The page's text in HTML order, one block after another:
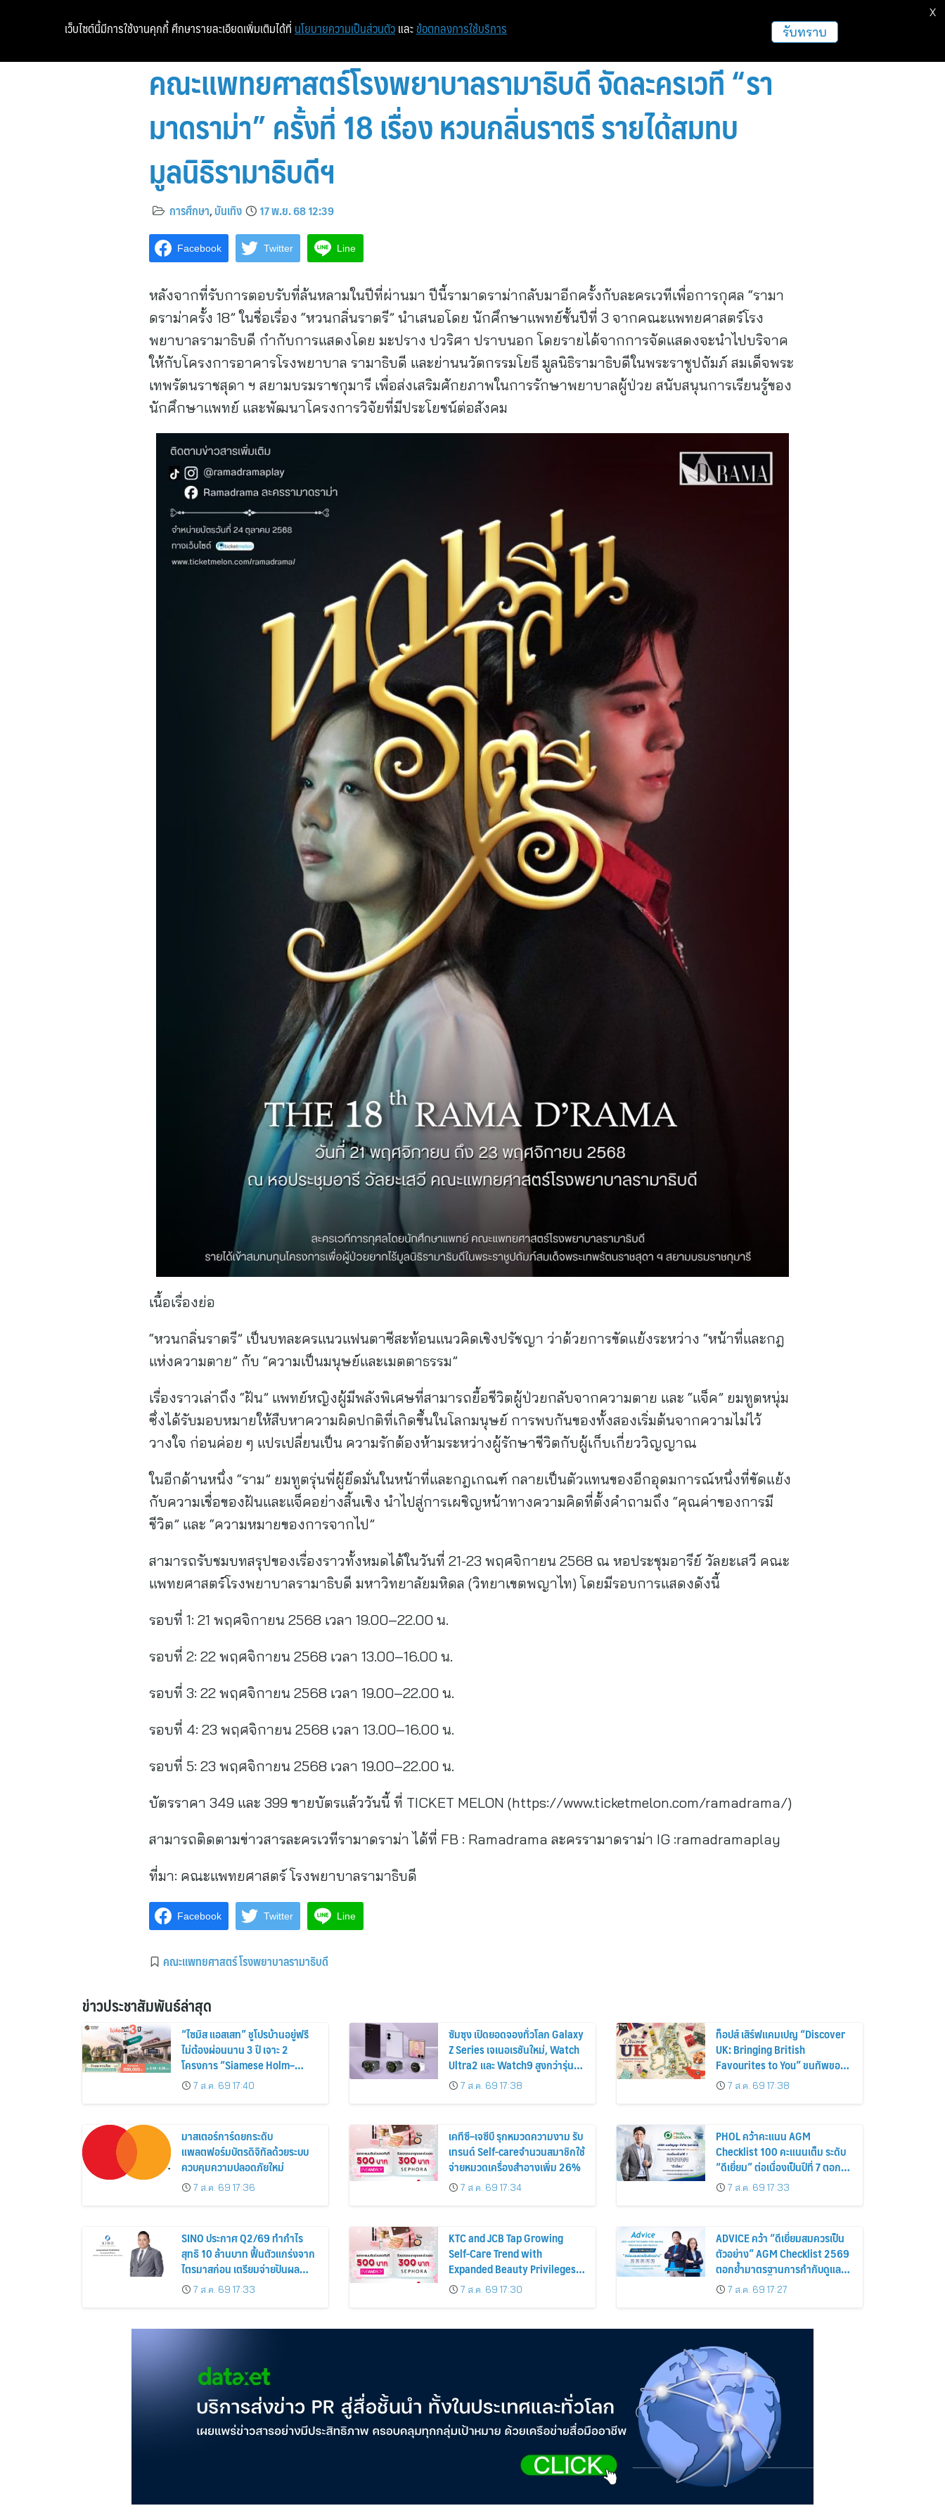
หน้าแรก ท่องเที่ยว ฝากข่าวประชาสัมพันธ์
คณะแพทยศาสตร์โรงพยาบาลรามาธิบดี จัดละครเวที “รา
มาดราม่า” ครั้งที่ 18 เรื่อง หวนกลิ่นราตรี รายได้สมทบ
มูลนิธิรามาธิบดีฯ
การศึกษา,บันเทิง 17 พ.ย. 68 12:39
Facebook Twitter Line
หลังจากที่รับการตอบรับที่ล้นหลามในปีที่ผ่านมา ปีนี้รามาดราม่ากลับมาอีกครั้งกับละครเวทีเพื่อการกุศล “รามา
ดราม่าครั้ง 18” ในชื่อเรื่อง “หวนกลิ่นราตรี” นำเสนอโดย นักศึกษาแพทย์ชั้นปีที่ 3 จากคณะแพทยศาสตร์โรง
พยาบาลรามาธิบดี กำกับการแสดงโดย มะปราง ปวริศา ปราบนอก โดยรายได้จากการจัดแสดงจะนำไปบริจาค
ให้กับโครงการอาคารโรงพยาบาล รามาธิบดี และย่านนวัตกรรมโยธี มูลนิธิรามาธิบดีในพระราชูปถัมภ์ สมเด็จพระ
เทพรัตนราชสุดา ฯ สยามบรมราชกุมารี เพื่อส่งเสริมศักยภาพในการรักษาพยาบาลผู้ป่วย สนับสนุนการเรียนรู้ของ
นักศึกษาแพทย์ และพัฒนาโครงการวิจัยที่มีประโยชน์ต่อสังคม
เนื้อเรื่องย่อ
“หวนกลิ่นราตรี” เป็นบทละครแนวแฟนตาซีสะท้อนแนวคิดเชิงปรัชญา ว่าด้วยการขัดแย้งระหว่าง “หน้าที่และกฎ
แห่งความตาย” กับ “ความเป็นมนุษย์และเมตตาธรรม”
เรื่องราวเล่าถึง “ฝัน” แพทย์หญิงผู้มีพลังพิเศษที่สามารถยื้อชีวิตผู้ป่วยกลับจากความตาย และ “แจ็ค” ยมทูตหนุ่ม
ซึ่งได้รับมอบหมายให้สืบหาความผิดปกติที่เกิดขึ้นในโลกมนุษย์ การพบกันของทั้งสองเริ่มต้นจากความไม่ไว้
วางใจ ก่อนค่อย ๆ แปรเปลี่ยนเป็น ความรักต้องห้ามระหว่างผู้รักษาชีวิตกับผู้เก็บเกี่ยววิญญาณ
ในอีกด้านหนึ่ง “ราม” ยมทูตรุ่นพี่ผู้ยึดมั่นในหน้าที่และกฎเกณฑ์ กลายเป็นตัวแทนของอีกอุดมการณ์หนึ่งที่ขัดแย้ง
กับความเชื่อของฝันและแจ็คอย่างสิ้นเชิง นำไปสู่การเผชิญหน้าทางความคิดที่ตั้งคำถามถึง “คุณค่าของการมี
ชีวิต” และ “ความหมายของการจากไป”
สามารถรับชมบทสรุปของเรื่องราวทั้งหมดได้ในวันที่ 21-23 พฤศจิกายน 2568 ณ หอประชุมอารีย์ วัลยะเสวี คณะ
แพทยศาสตร์โรงพยาบาลรามาธิบดี มหาวิทยาลัยมหิดล (วิทยาเขตพญาไท) โดยมีรอบการแสดงดังนี้
รอบที่ 1: 21 พฤศจิกายน 2568 เวลา 19.00–22.00 น.
รอบที่ 2: 22 พฤศจิกายน 2568 เวลา 13.00–16.00 น.
รอบที่ 3: 22 พฤศจิกายน 2568 เวลา 19.00–22.00 น.
รอบที่ 4: 23 พฤศจิกายน 2568 เวลา 13.00–16.00 น.
รอบที่ 5: 23 พฤศจิกายน 2568 เวลา 19.00–22.00 น.
บัตรราคา 349 และ 399 ขายบัตรแล้ววันนี้ ที่ TICKET MELON (https://www.ticketmelon.com/ramadrama/)
สามารถติดตามข่าวสารละครเวทีรามาดราม่า ได้ที่ FB : Ramadrama ละครรามาดราม่า IG :ramadramaplay
ที่มา: คณะแพทยศาสตร์ โรงพยาบาลรามาธิบดี
Facebook Twitter Line
คณะแพทยศาสตร์ โรงพยาบาลรามาธิบดี
ข่าวประชาสัมพันธ์ล่าสุด
“ไซมิส แอสเสท” ชูโปรบ้านอยู่ฟรี
ไม่ต้องผ่อนนาน 3 ปี เจาะ 2
โครงการ “Siamese Holm–
Siamese Blossom” พร้อม
ส่วนลดและสิทธิพิเศษถึง 31
7 ส.ค. 69 17:40
ซัมซุง เปิดยอดจองทั่วโลก Galaxy
Z Series เจเนอเรชันใหม่, Watch
Ultra2 และ Watch9 สูงกว่ารุ่น
ก่อนหน้ากว่า 30%
7 ส.ค. 69 17:38
ท็อปส์ เสิร์ฟแคมเปญ “Discover
UK: Bringing British
Favourites to You” ขนทัพของ
อร่อยและไอเท็มฮิตจากสหราช
อาณาจักร ส่งตรงถึงมือตั้งแต่วัน
7 ส.ค. 69 17:38
มาสเตอร์การ์ดยกระดับ
แพลตฟอร์มบัตรดิจิทัลด้วยระบบ
ควบคุมความปลอดภัยใหม่
7 ส.ค. 69 17:36
เคทีซี–เจซีบี รุกหมวดความงาม รับ
เทรนด์ Self-careจำนวนสมาชิกใช้
จ่ายหมวดเครื่องสำอางเพิ่ม 26%
7 ส.ค. 69 17:34
PHOL คว้าคะแนน AGM
Checklist 100 คะแนนเต็ม ระดับ
“ดีเยี่ยม” ต่อเนื่องเป็นปีที่ 7 ตอกย้ำ
การดำเนินธุรกิจตามหลักธรรมาภิ
บาล โปร่งใส สร้างความเชื่อมั่นผู้
7 ส.ค. 69 17:33
SINO ประกาศ Q2/69 ทำกำไร
สุทธิ 10 ล้านบาท ฟื้นตัวแกร่งจาก
ไตรมาสก่อน เตรียมจ่ายปันผล
ระหว่างกาล 0.014423 บาทต่อหุ้น
ครึ่งปีหลังมุ่งเติบโตต่อเนื่อง
7 ส.ค. 69 17:33
KTC and JCB Tap Growing
Self-Care Trend with
Expanded Beauty Privileges
Number of KTC JCB
Cardmembers Spending on
7 ส.ค. 69 17:30
ADVICE คว้า “ดีเยี่ยมสมควรเป็น
ตัวอย่าง” AGM Checklist 2569
ตอกย้ำมาตรฐานการกำกับดูแล
กิจการที่ดี
7 ส.ค. 69 17:27
เว็บไซต์นี้มีการใช้งานคุกกี้ ศึกษารายละเอียดเพิ่มเติมได้ที่ นโยบายความเป็นส่วนตัว และ ข้อตกลงการใช้บริการ รับทราบ
X